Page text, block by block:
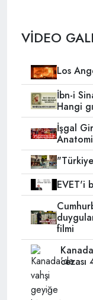
VİDEO
Los
İbn-i
Hangi
İşgal
EVET'i
filmi